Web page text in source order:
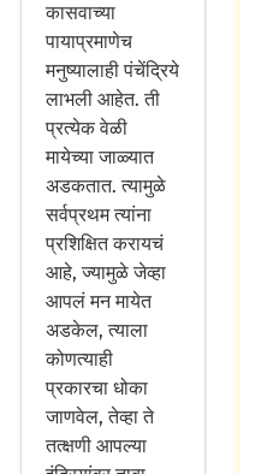
कासवाच्या
पायाप्रमाणेच
मनुष्यालाही पंचेंद्रिये
लाभली आहेत. ती
प्रत्येक वेळी
मायेच्या जाळ्यात
अडकतात. त्यामुळे
सर्वप्रथम त्यांना
प्रशिक्षित करायचं
आहे, ज्यामुळे जेव्हा
आपलं मन मायेत
अडकेल, त्याला
कोणत्याही
प्रकारचा धोका
जाणवेल, तेव्हा ते
तत्क्षणी आपल्या